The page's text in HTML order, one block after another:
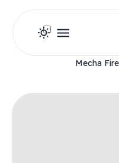
Mecha Fire